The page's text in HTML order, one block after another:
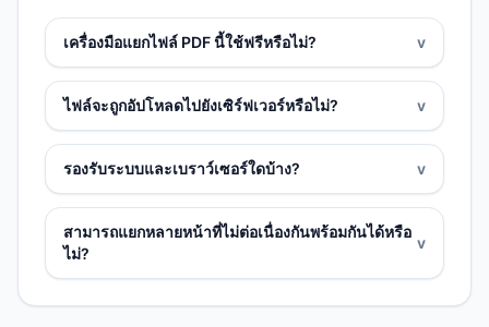
เครื่องมือแยกไฟล์ PDF นี้ใช้ฟรีหรือไม่? v
ไฟล์จะถูกอัปโหลดไปยังเซิร์ฟเวอร์หรือไม่? v
รองรับระบบและเบราว์เซอร์ใดบ้าง? v
สามารถแยกหลายหน้าที่ไม่ต่อเนื่องกันพร้อมกันได้หรือ
ไม่?
v